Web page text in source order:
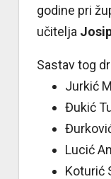
godine pri
učitelja
Sastav tog
Jurkić
Đukić
Lucić
Koturić